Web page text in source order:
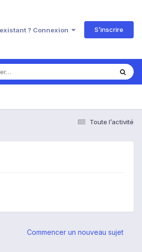
? Connexion S’inscrire
Toute l’activité
Commencer un nouveau sujet